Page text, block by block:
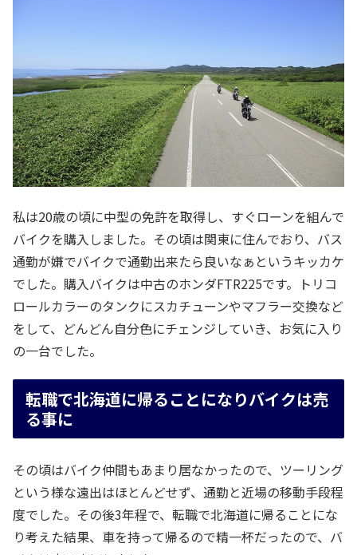
私は20歳の頃に中型の免許を取得し、すぐローンを組んで
バイクを購入しました。その頃は関東に住んでおり、バス
通勤が嫌でバイクで通勤出来たら良いなぁというキッカケ
でした。購入バイクは中古のホンダFTR225です。トリコ
ロールカラーのタンクにスカチューンやマフラー交換など
をして、どんどん自分色にチェンジしていき、お気に入り
の一台でした。
転職で北海道に帰ることになりバイクは売
る事に
その頃はバイク仲間もあまり居なかったので、ツーリング
という様な遠出はほとんどせず、通勤と近場の移動手段程
度でした。その後3年程で、転職で北海道に帰ることにな
り考えた結果、車を持って帰るので精一杯だったので、バ